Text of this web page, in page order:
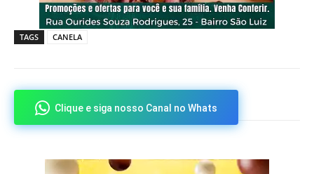
TAGS CANELA
Clique e siga nosso Canal no Whats